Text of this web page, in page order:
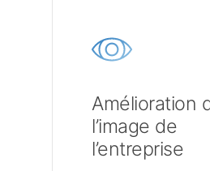
Amélioration
l’image de
l’entreprise